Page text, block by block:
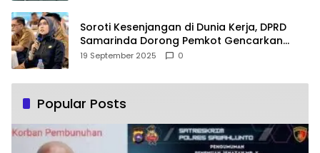
Soroti Kesenjangan di Dunia Kerja, DPRD
Samarinda Dorong Pemkot Gencarkan
Pemberdayaan Perempuan
19 September 2025 0
Popular Posts